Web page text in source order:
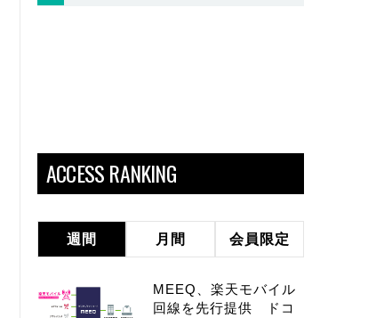
ACCESS RANKING
週間 月間 会員限定
MEEQ、楽天モバイル
回線を先行提供 ドコ